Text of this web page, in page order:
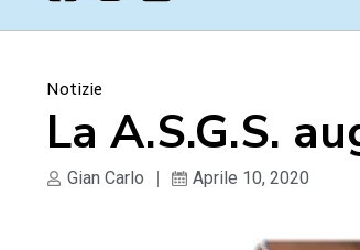
Notizie
La A.S.G.S.
Gian Carlo Aprile 10, 2020